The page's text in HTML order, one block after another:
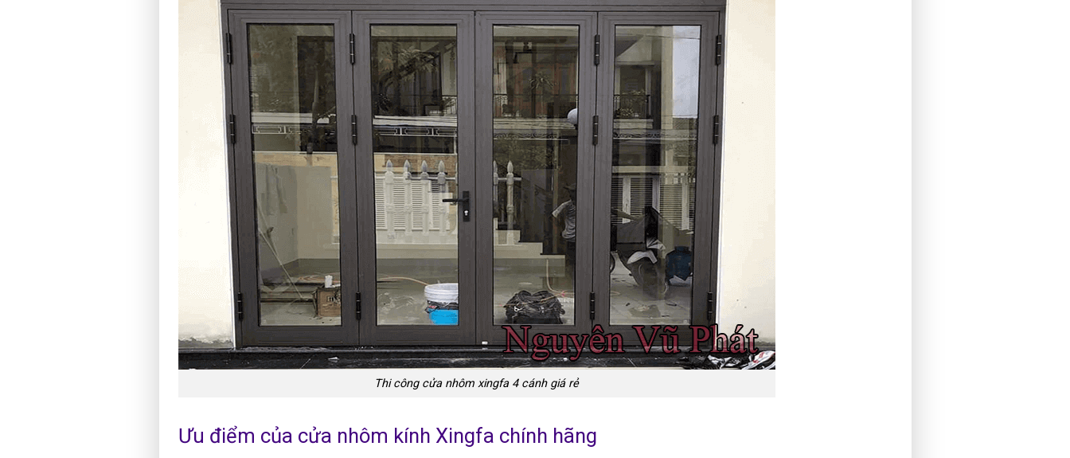
Thi công cửa nhôm xingfa 4 cánh giá rẻ
Ưu điểm của cửa nhôm kính Xingfa chính hãng